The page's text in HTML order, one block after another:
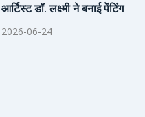
आर्टिस्ट डॉ. लक्ष्मी ने बनाई पेंटिंग
2026-06-24